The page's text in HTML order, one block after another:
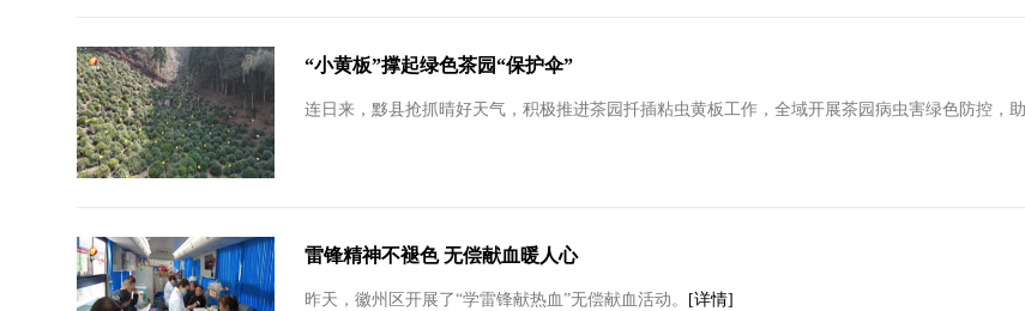
“小黄板”撑起绿色茶园“保护伞”
连日来，黟县抢抓晴好天气，积极推进茶园扦插粘虫黄板工作，全域开展茶园病虫害绿色防控，助
雷锋精神不褪色 无偿献血暖人心
昨天，徽州区开展了“学雷锋献热血”无偿献血活动。 [详情]